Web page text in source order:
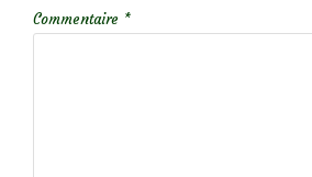
Commentaire *